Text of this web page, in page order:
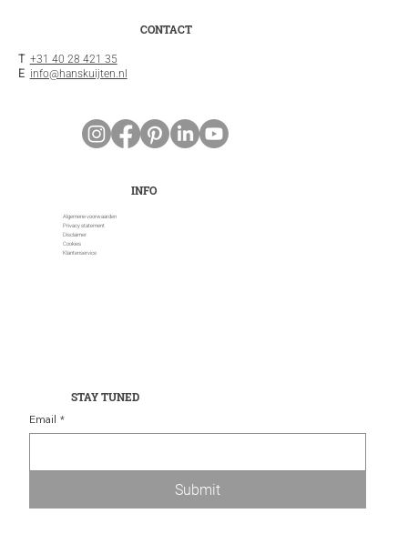
INFO
Algemene voorwaarden
Privacy statement
Disclaimer
Cookies
Klantenservice
CONTACT
T +31 40 28 421 35
E info@hanskuijten.nl
STAY TUNED
Email *
Submit